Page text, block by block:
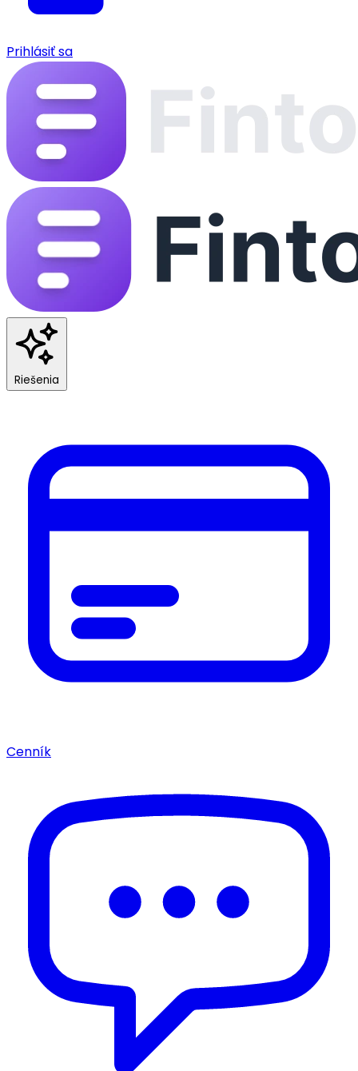
Prihlásiť sa
Riešenia
Cenník